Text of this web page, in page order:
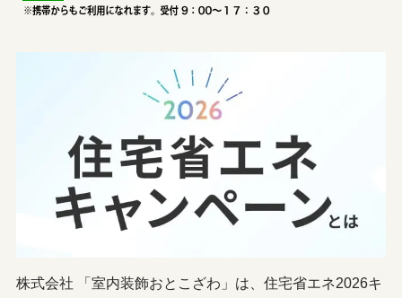
株式会社 「室内装飾おとこざわ」は、住宅省エネ2026キ